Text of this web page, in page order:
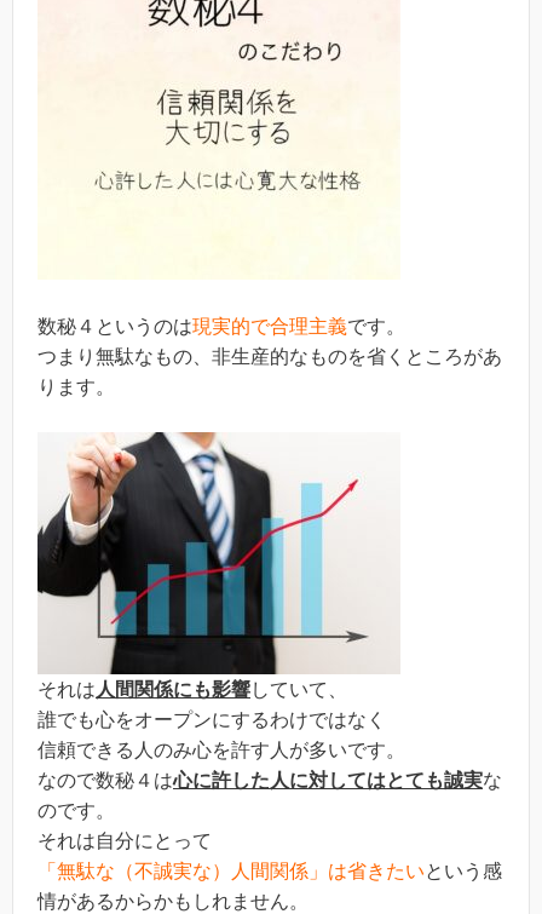
数秘４というのは現実的で合理主義です。
つまり無駄なもの、非生産的なものを省くところがあ
ります。
それは 人間関係にも影響していて、
誰でも心をオープンにするわけではなく
信頼できる人のみ心を許す人が多いです。
なので数秘４は心に許した人に対してはとても誠実な
のです。
それは自分にとって
「無駄な（不誠実な）人間関係」は省きたいという感
情があるからかもしれません。